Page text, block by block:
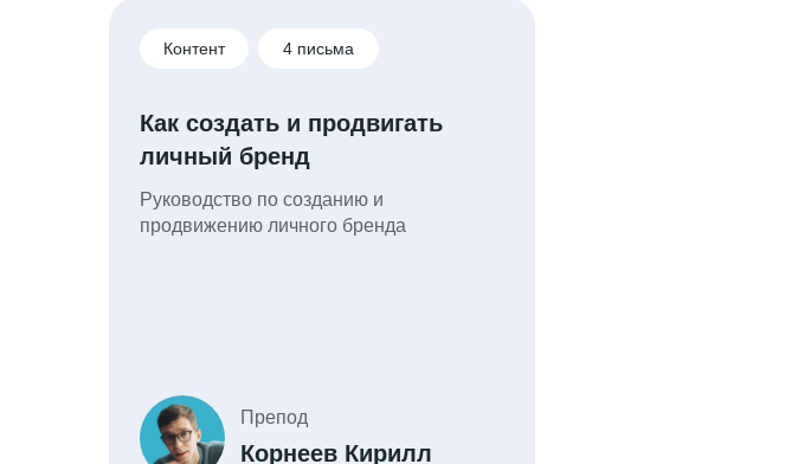
Как создать и продвигать
личный бренд
Руководство по созданию и
продвижению личного бренда
Корнеев Кирилл
Препод
Контент 4 письма